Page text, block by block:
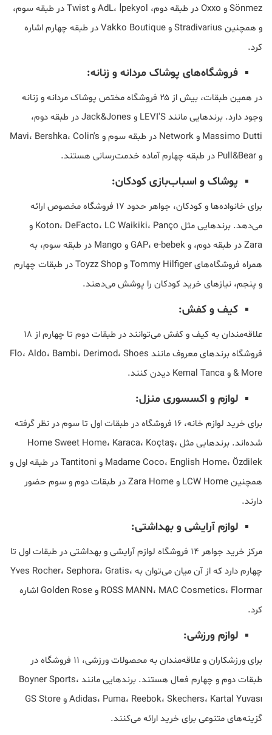
Sönmez و Oxxo در طبقه دوم، AdL، İpekyol و Twist در طبقه سوم،
و همچنین Stradivarius و Vakko Boutique در طبقه چهارم اشاره
کرد.
فروشگاه‌های پوشاک مردانه و زنانه:
در همین طبقات، بیش از ۲۵ فروشگاه مختص پوشاک مردانه و زنانه
وجود دارد. برندهایی مانند LEVI'S و Jack&Jones در طبقه دوم،
Massimo Dutti و Network در طبقه سوم و Mavi، Bershka، Colin's
و Pull&Bear در طبقه چهارم آماده خدمت‌رسانی هستند.
پوشاک و اسباب‌بازی کودکان:
برای خانواده‌ها و کودکان، جواهر حدود ۱۷ فروشگاه مخصوص ارائه
می‌دهد. برندهایی مثل Koton، DeFacto، LC Waikiki، Panço و
Zara در طبقه دوم، و GAP، e-bebek و Mango در طبقه سوم، به
همراه فروشگاه‌های Tommy Hilfiger و Toyzz Shop در طبقات چهارم
و پنجم، نیازهای خرید کودکان را پوشش می‌دهند.
کیف و کفش:
علاقه‌مندان به کیف و کفش می‌توانند در طبقات دوم تا چهارم از ۱۸
فروشگاه برندهای معروف مانند Flo، Aldo، Bambi، Derimod، Shoes
& More و Kemal Tanca دیدن کنند.
لوازم و اکسسوری منزل:
برای خرید لوازم خانه، ۱۶ فروشگاه در طبقات اول تا سوم در نظر گرفته
شده‌اند. برندهایی مثل Home Sweet Home، Karaca، Koçtaş،
Madame Coco، English Home، Özdilek و Tantitoni در طبقه اول و
همچنین LCW Home و Zara Home در طبقات دوم و سوم حضور
دارند.
لوازم آرایشی و بهداشتی:
مرکز خرید جواهر ۱۴ فروشگاه لوازم آرایشی و بهداشتی در طبقات اول تا
چهارم دارد که از آن میان می‌توان به Yves Rocher، Sephora، Gratis،
ROSS MANN، MAC Cosmetics، Flormar و Golden Rose اشاره
کرد.
لوازم ورزشی:
برای ورزشکاران و علاقه‌مندان به محصولات ورزشی، ۱۱ فروشگاه در
طبقات دوم و چهارم فعال هستند. برندهایی مانند Boyner Sports،
Adidas، Puma، Reebok، Skechers، Kartal Yuvası و GS Store
گزینه‌های متنوعی برای خرید ارائه می‌کنند.